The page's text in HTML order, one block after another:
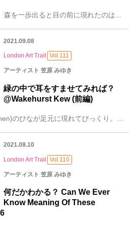
2021.09.08
London Art Trail Vol.111
アーティスト 笠原 みゆき
緑の中で耳をすませてみれば？
@Wakehurst Kew (前編)
警戒心の強いバン(moorhen)のひなが足元に現れてびっくり。こんなに間近でみたのは初めて。 緑豊かな美しい池の先には白亜の邸宅がゆったり構え、水辺は水鳥の親
2021.08.10
London Art Trail Vol.110
アーティスト 笠原 みゆき
何だかわかる？ Can We Ever
Know Meaning Of These